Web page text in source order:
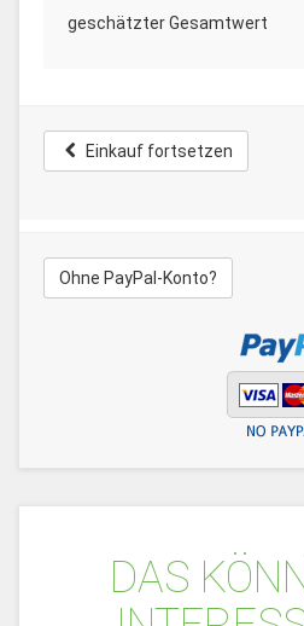
geschätzter Gesamtwert
Einkauf fortsetzen
Ohne PayPal-Konto?
DAS